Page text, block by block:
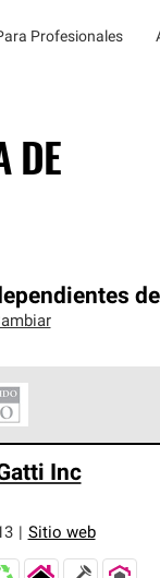
Profesionales
DE
estrictos de
Inc
Sitio web